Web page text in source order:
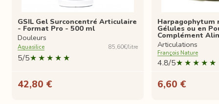
GSIL Gel Surconcentré Articulaire
- Format Pro - 500 ml
Douleurs
Aquasilice 85,60€/litre
5/5
42,80 €
Harpagophytum
Gélules ou en
Complément
Articulations
François Nature
4.8/5
6,60 €